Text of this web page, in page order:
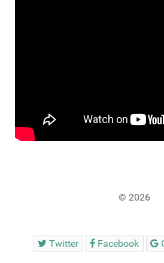
© 2026
Twitter Facebook